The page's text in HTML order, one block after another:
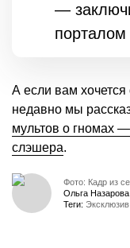
—
порталом
А если вам
недавно мы
мультов о гномах
слэшера.
Фото: Кадр из
Ольга Назарова
Теги: Эксклюзив